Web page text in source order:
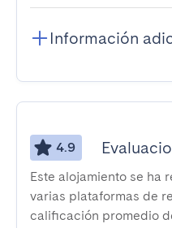
Información
4.9
Este alojamiento se ha
varias plataformas de
calificación promedio